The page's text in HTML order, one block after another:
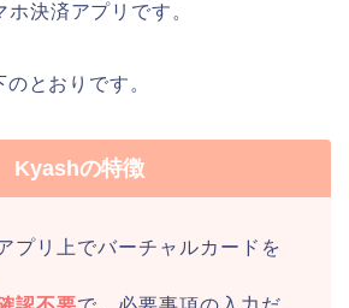
ホ決済アプリです。
とおりです。
Kyashの特徴
プリ上でバーチャルカードを